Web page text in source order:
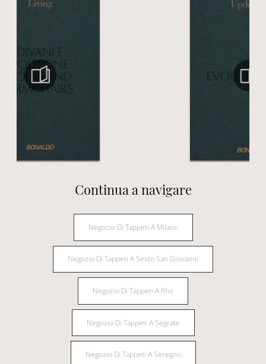
Continua a navigare
Negozio Di Tappeti A Milano
Negozio Di Tappeti A Sesto San Giovanni
Negozio Di Tappeti A Rho
Negozio Di Tappeti A Segrate
Negozio Di Tappeti A Seregno